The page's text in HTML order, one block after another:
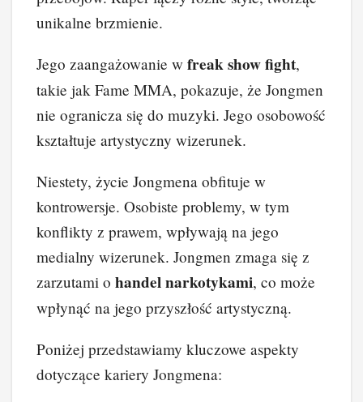
unikalne brzmienie.
Jego zaangażowanie w freak show fight,
takie jak Fame MMA, pokazuje, że Jongmen
nie ogranicza się do muzyki. Jego osobowość
kształtuje artystyczny wizerunek.
Niestety, życie Jongmena obfituje w
kontrowersje. Osobiste problemy, w tym
konflikty z prawem, wpływają na jego
medialny wizerunek. Jongmen zmaga się z
zarzutami o handel narkotykami, co może
wpłynąć na jego przyszłość artystyczną.
Poniżej przedstawiamy kluczowe aspekty
dotyczące kariery Jongmena: